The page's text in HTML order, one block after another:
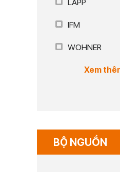
LAPP
IFM
WOHNER
Xem
BỘ NGUỒN